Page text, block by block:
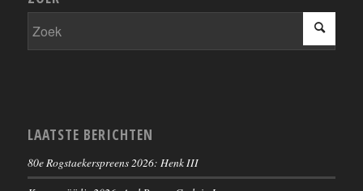
LAATSTE BERICHTEN
80e Rogstaekerspreens 2026: Henk III